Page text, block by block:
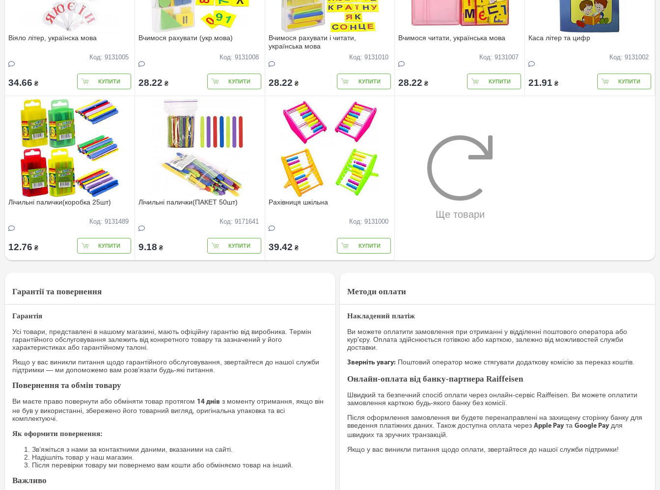
Віяло літер, українска мова
Код: 9131005
34.66 ₴ КУПИТИ
Вчимося рахувати (укр.мова)
Код: 9131008
28.22 ₴ КУПИТИ
Вчимося рахувати і читати,
українська мова
Код: 9131010
28.22 ₴ КУПИТИ
Вчимося читати, українська мова
Код: 9131007
28.22 ₴ КУПИТИ
Каса літер та цифр
Код: 9131002
21.91 ₴ КУПИТИ
Лічильні палички(коробка 25шт)
Код: 9131489
12.76 ₴ КУПИТИ
Лічильні палички(ПАКЕТ 50шт)
Код: 9171641
9.18 ₴ КУПИТИ
Рахівниця шкільна
Код: 9131000
39.42 ₴ КУПИТИ
Ще товари
Гарантії та повернення
Гарантія
Усі товари, представлені в нашому магазині, мають офіційну гарантію від виробника. Термін
гарантійного обслуговування залежить від конкретного товару та зазначений у його
характеристиках або гарантійному талоні.
Якщо у вас виникли питання щодо гарантійного обслуговування, звертайтеся до нашої служби
підтримки — ми допоможемо вам розв’язати будь-які питання.
Повернення та обмін товару
Ви маєте право повернути або обміняти товар протягом 14 днів з моменту отримання, якщо він
не був у використанні, збережено його товарний вигляд, оригінальна упаковка та всі
комплектуючі.
Як оформити повернення:
Зв’яжіться з нами за контактними даними, вказаними на сайті.
Надішліть товар у наш магазин.
Після перевірки товару ми повернемо вам кошти або обміняємо товар на інший.
Важливо
Методи оплати
Накладений платіж
Ви можете оплатити замовлення при отриманні у відділенні поштового оператора або
кур'єру. Оплата здійснюється готівкою або карткою, залежно від можливостей служби
доставки.
Зверніть увагу: Поштовий оператор може стягувати додаткову комісію за переказ коштів.
Онлайн-оплата від банку-партнера Raiffeisen
Швидкий та безпечний спосіб оплати через онлайн-сервіс Raiffeisen. Ви можете оплатити
замовлення карткою будь-якого банку без комісії.
Після оформлення замовлення ви будете перенаправлені на захищену сторінку банку для
введення платіжних даних. Також доступна оплата черезApple Pay таGoogle Pay для
швидких та зручних транзакцій.
Якщо у вас виникли питання щодо оплати, звертайтеся до нашої служби підтримки!